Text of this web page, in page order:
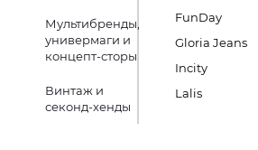
Мультибренды,
универмаги и
концепт-сторы
Винтаж и
секонд-хенды
FunDay
Gloria Jeans
Incity
Lalis